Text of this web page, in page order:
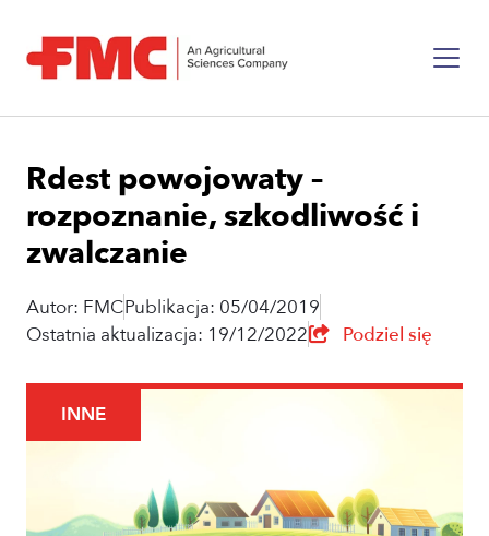
Rdest powojowaty –
rozpoznanie, szkodliwość i
zwalczanie
Autor: FMCPublikacja: 05/04/2019
Ostatnia aktualizacja: 19/12/2022
Podziel się
INNE